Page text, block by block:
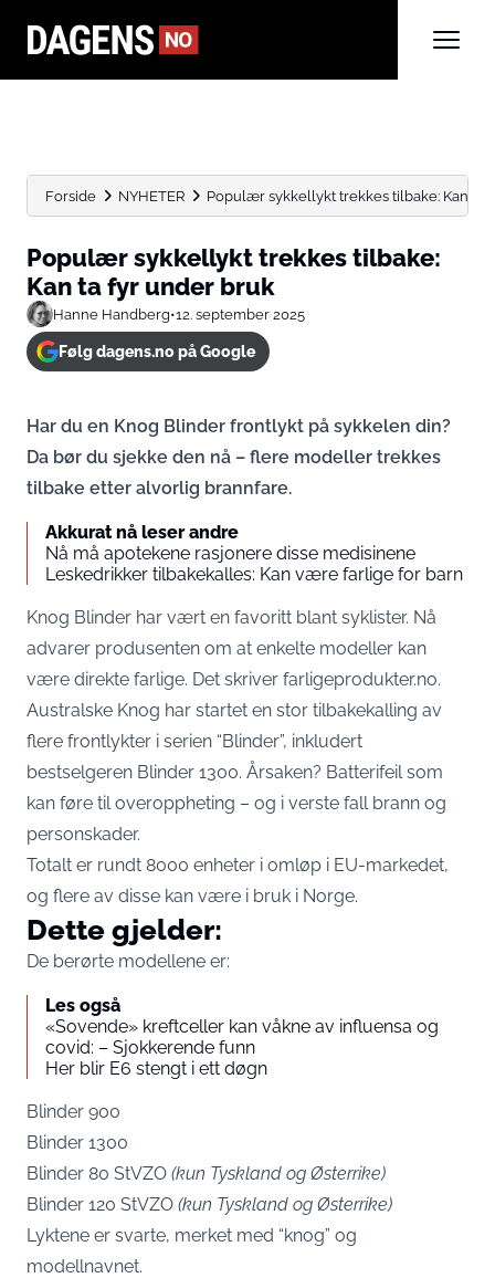
Forside NYHETER Populær sykkellykt trekkes tilbake: Kan ta
Populær sykkellykt trekkes tilbake:
Kan ta fyr under bruk
Hanne Handberg•12. september 2025
Følg dagens.no på Google
Har du en Knog Blinder frontlykt på sykkelen din?
Da bør du sjekke den nå – flere modeller trekkes
tilbake etter alvorlig brannfare.
Akkurat nå leser andre
Nå må apotekene rasjonere disse medisinene
Leskedrikker tilbakekalles: Kan være farlige for barn
Knog Blinder har vært en favoritt blant syklister. Nå
advarer produsenten om at enkelte modeller kan
være direkte farlige. Det skriver farligeprodukter.no.
Australske Knog har startet en stor tilbakekalling av
flere frontlykter i serien “Blinder”, inkludert
bestselgeren Blinder 1300. Årsaken? Batterifeil som
kan føre til overoppheting – og i verste fall brann og
personskader.
Totalt er rundt 8000 enheter i omløp i EU-markedet,
og flere av disse kan være i bruk i Norge.
Dette gjelder:
De berørte modellene er:
Les også
«Sovende» kreftceller kan våkne av influensa og
covid: – Sjokkerende funn
Her blir E6 stengt i ett døgn
Blinder 900
Blinder 1300
Blinder 80 StVZO (kun Tyskland og Østerrike)
Blinder 120 StVZO (kun Tyskland og Østerrike)
Lyktene er svarte, merket med “knog” og
modellnavnet.